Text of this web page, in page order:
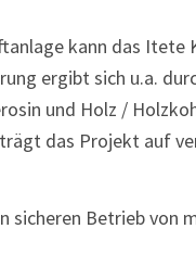
kann das Itete
ergibt sich u.a.
und Holz /
das Projekt auf
Betrieb von